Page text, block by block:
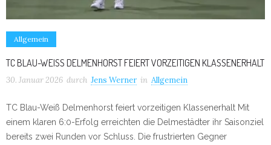
Allgemein
TC BLAU-WEISS DELMENHORST FEIERT VORZEITIGEN KLASSENERHALT
30. Januar 2026 durch Jens Werner in Allgemein
TC Blau-Weiß Delmenhorst feiert vorzeitigen Klassenerhalt Mit
einem klaren 6:0-Erfolg erreichten die Delmestädter ihr Saisonziel
bereits zwei Runden vor Schluss. Die frustrierten Gegner